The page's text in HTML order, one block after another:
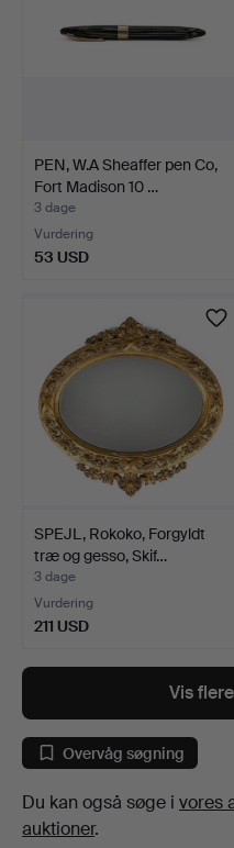
PEN, W.A Sheaffer pen Co,
Fort Madison 10 …
3 dage
Vurdering
53 USD
SPEJL, Rokoko, Forgyldt
træ og gesso, Skif…
3 dage
Vurdering
211 USD
Vis
Overvåg søgning
Du kan også søge i vores
auktioner.